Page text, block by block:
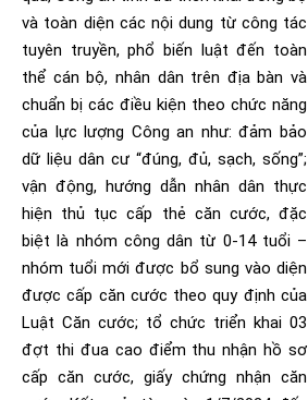
và toàn diện các nội dung từ công tác
tuyên truyền, phổ biến luật đến toàn
thể cán bộ, nhân dân trên địa bàn và
chuẩn bị các điều kiện theo chức năng
của lực lượng Công an như: đảm bảo
dữ liệu dân cư “đúng, đủ, sạch, sống”;
vận động, hướng dẫn nhân dân thực
hiện thủ tục cấp thẻ căn cước, đặc
biệt là nhóm công dân từ 0-14 tuổi –
nhóm tuổi mới được bổ sung vào diện
được cấp căn cước theo quy định của
Luật Căn cước; tổ chức triển khai 03
đợt thi đua cao điểm thu nhận hồ sơ
cấp căn cước, giấy chứng nhận căn